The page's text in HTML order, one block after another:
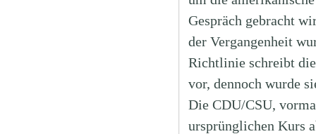
Gespräch gebracht
der Vergangenheit
Richtlinie schreibt
vor, dennoch wurde
Die CDU/CSU,
ursprünglichen Kurs